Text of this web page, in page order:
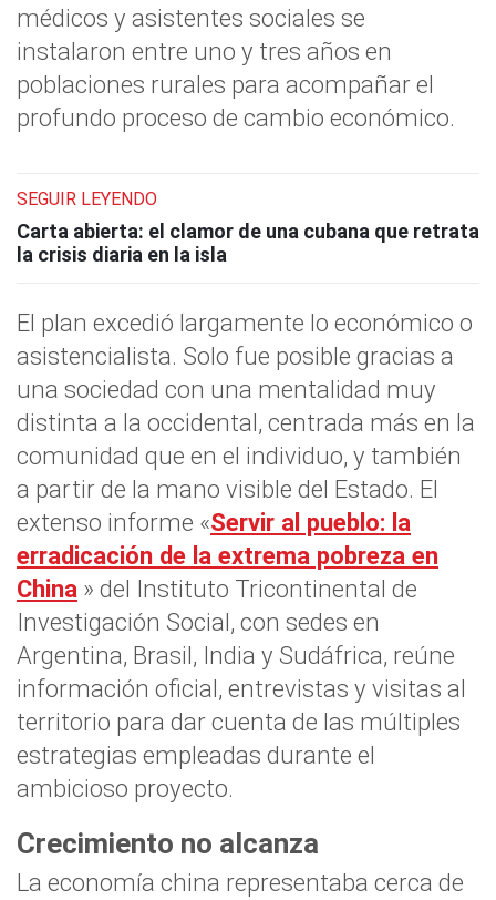
médicos y asistentes sociales se
instalaron entre uno y tres años en
poblaciones rurales para acompañar el
profundo proceso de cambio económico.
SEGUIR LEYENDO
Carta abierta: el clamor de una cubana que retrata
la crisis diaria en la isla
El plan excedió largamente lo económico o
asistencialista. Solo fue posible gracias a
una sociedad con una mentalidad muy
distinta a la occidental, centrada más en la
comunidad que en el individuo, y también
a partir de la mano visible del Estado. El
extenso informe «Servir al pueblo: la
erradicación de la extrema pobreza en
China » del Instituto Tricontinental de
Investigación Social, con sedes en
Argentina, Brasil, India y Sudáfrica, reúne
información oficial, entrevistas y visitas al
territorio para dar cuenta de las múltiples
estrategias empleadas durante el
ambicioso proyecto.
Crecimiento no alcanza
La economía china representaba cerca de